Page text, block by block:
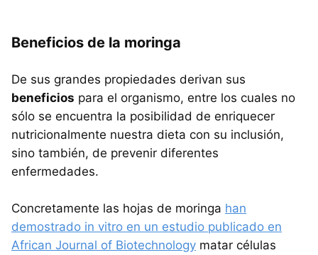
Beneficios de la moringa
De sus grandes propiedades derivan sus
beneficios para el organismo, entre los cuales no
sólo se encuentra la posibilidad de enriquecer
nutricionalmente nuestra dieta con su inclusión,
sino también, de prevenir diferentes
enfermedades.
Concretamente las hojas de moringa han
demostrado in vitro en un estudio publicado en
African Journal of Biotechnology matar células